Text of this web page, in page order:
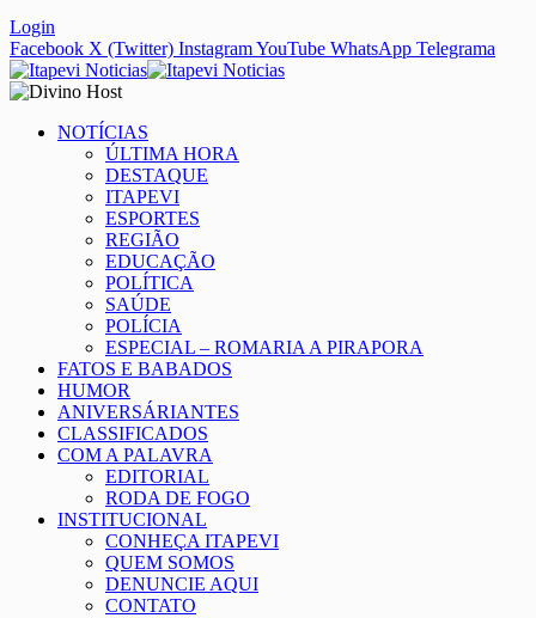
Login
Facebook X (Twitter) InstagramYouTube WhatsApp Telegrama
NOTÍCIAS
ÚLTIMA HORA
DESTAQUE
ITAPEVI
ESPORTES
REGIÃO
EDUCAÇÃO
POLÍTICA
SAÚDE
POLÍCIA
ESPECIAL – ROMARIA A PIRAPORA
FATOS E BABADOS
HUMOR
ANIVERSÁRIANTES
CLASSIFICADOS
COM A PALAVRA
EDITORIAL
RODA DE FOGO
INSTITUCIONAL
CONHEÇA ITAPEVI
QUEM SOMOS
DENUNCIE AQUI
CONTATO